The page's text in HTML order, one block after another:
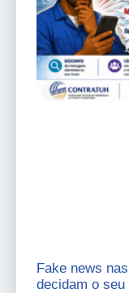
Fake news
decidam o